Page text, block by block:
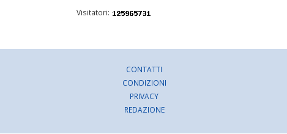
Visitatori:
CONTATTI
CONDIZIONI
PRIVACY
REDAZIONE